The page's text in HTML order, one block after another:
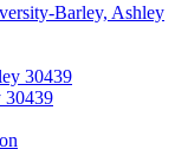
Barley, Ashley